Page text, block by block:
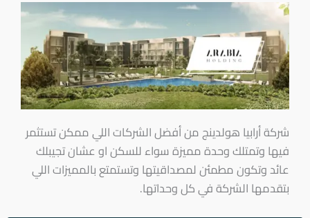
شركة أرابيا هولدينج من أفضل الشركات اللي ممكن تستثمر
فيها وتمتلك وحدة مميزة سواء للسكن او عشان تجيبلك
عائد وتكون مطمئن لمصداقيتها وتستمتع بالمميزات اللي
بتقدمها الشركة في كل وحداتها.